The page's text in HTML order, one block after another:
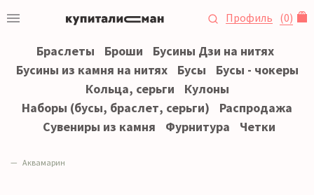
Профиль (0)
Браслеты Броши
Бусины Дзи на нитях
Бусины из камня на нитях
Бусы
Бусы - чокеры
Кольца, серьги
Кулоны
Наборы (бусы, браслет, серьги)
Распродажа
Сувениры из камня
Фурнитура Четки
Аквамарин